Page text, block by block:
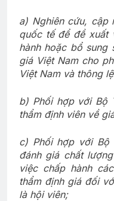
a) Nghiên cứu, cập
quốc tế để đề xuất
hành hoặc bổ sung
giá Việt Nam cho
Việt Nam và thông
b) Phối hợp với Bộ
thẩm định viên về
c) Phối hợp với Bộ
đánh giá chất
việc chấp hành
thẩm định giá đối
là hội viên;